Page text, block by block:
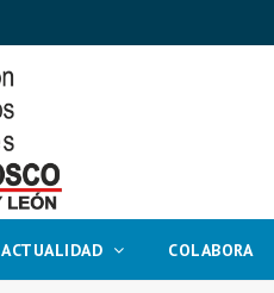
ACTUALIDAD COLABORA